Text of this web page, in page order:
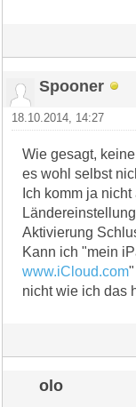
Spooner
18.10.2014, 14:27
Wie gesagt,
es wohl selbst
Ich komm ja
Aktivierung
Kann ich "mein
www.iCloud.com
nicht wie ich das
olo